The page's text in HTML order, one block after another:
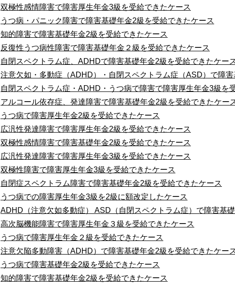
双極性感情障害で障害厚生年金3級を受給できたケース
うつ病・パニック障害で障害基礎年金2級を受給できたケース
知的障害で障害基礎年金2級を受給できたケース
反復性うつ病性障害で障害基礎年金２級を受給できたケース
自閉スペクトラム症、ADHDで障害基礎年金2級を受給できたケー
注意欠如・多動症（ADHD）・自閉スペクトラム症（ASD）で障
自閉スペクトラム症・ADHD・うつ病で障害で障害厚生年金3級を
アルコール依存症、発達障害で障害基礎年金2級を受給できたケー
うつ病で障害厚生年金2級を受給できたケース
広汎性発達障害で障害厚生年金2級を受給できたケース
双極性感情障害で障害基礎年金2級を受給できたケース
広汎性発達障害で障害厚生年金3級を受給できたケース
双極性障害で障害厚生年金3級を受給できたケース
自閉症スペクトラム障害で障害基礎年金2級を受給できたケース
うつ病での障害厚生年金3級を2級に額改定したケース
ADHD（注意欠如多動症） ASD（自閉スペクトラム症）で障害基
高次脳機能障害で障害厚生年金３級を受給できたケース
うつ病で障害厚生年金２級を受給できたケース
注意欠陥多動障害（ADHD）で障害基礎年金2級を受給できたケー
うつ病で障害基礎年金2級を受給できたケース
知的障害で障害基礎年金2級を受給できたケース